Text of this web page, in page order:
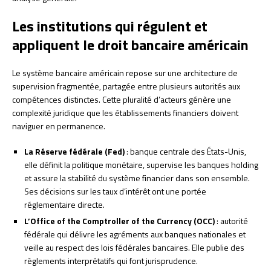
Les institutions qui régulent et
appliquent le droit bancaire américain
Le système bancaire américain repose sur une architecture de
supervision fragmentée, partagée entre plusieurs autorités aux
compétences distinctes. Cette pluralité d’acteurs génère une
complexité juridique que les établissements financiers doivent
naviguer en permanence.
La Réserve fédérale (Fed): banque centrale des États-Unis,
elle définit la politique monétaire, supervise les banques holding
et assure la stabilité du système financier dans son ensemble.
Ses décisions sur les taux d’intérêt ont une portée
réglementaire directe.
L’Office of the Comptroller of the Currency (OCC): autorité
fédérale qui délivre les agréments aux banques nationales et
veille au respect des lois fédérales bancaires. Elle publie des
règlements interprétatifs qui font jurisprudence.